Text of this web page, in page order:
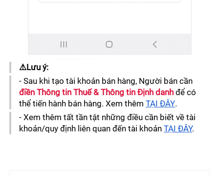
⚠️Lưu ý:
điền Thông tin Thuế & Thông tin Định danh để có
thể tiến hành bán hàng. Xem thêm TẠI ĐÂY.
- Xem thêm tất tần tật những điều cần biết về tài
khoản/quy định liên quan đến tài khoản TẠI ĐÂY.